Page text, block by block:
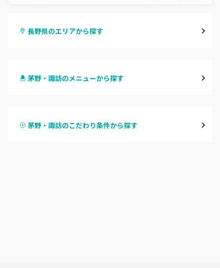
長野県のエリアから探す
松本・塩尻
茅野・諏訪のメニューから探す
ハンドスカルプ
茅野・諏訪のこだわり条件から探す